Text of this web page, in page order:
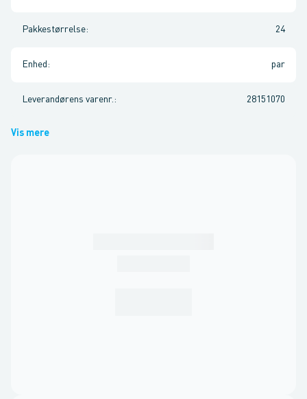
Pakkestørrelse: 24
Enhed : par
Leverandørens varenr. : 28151070
Vis mere